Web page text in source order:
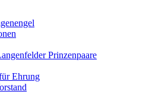
Prinzenpaare
Ehrung